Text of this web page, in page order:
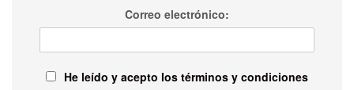
Correo electrónico:
He leído y acepto los términos y condiciones